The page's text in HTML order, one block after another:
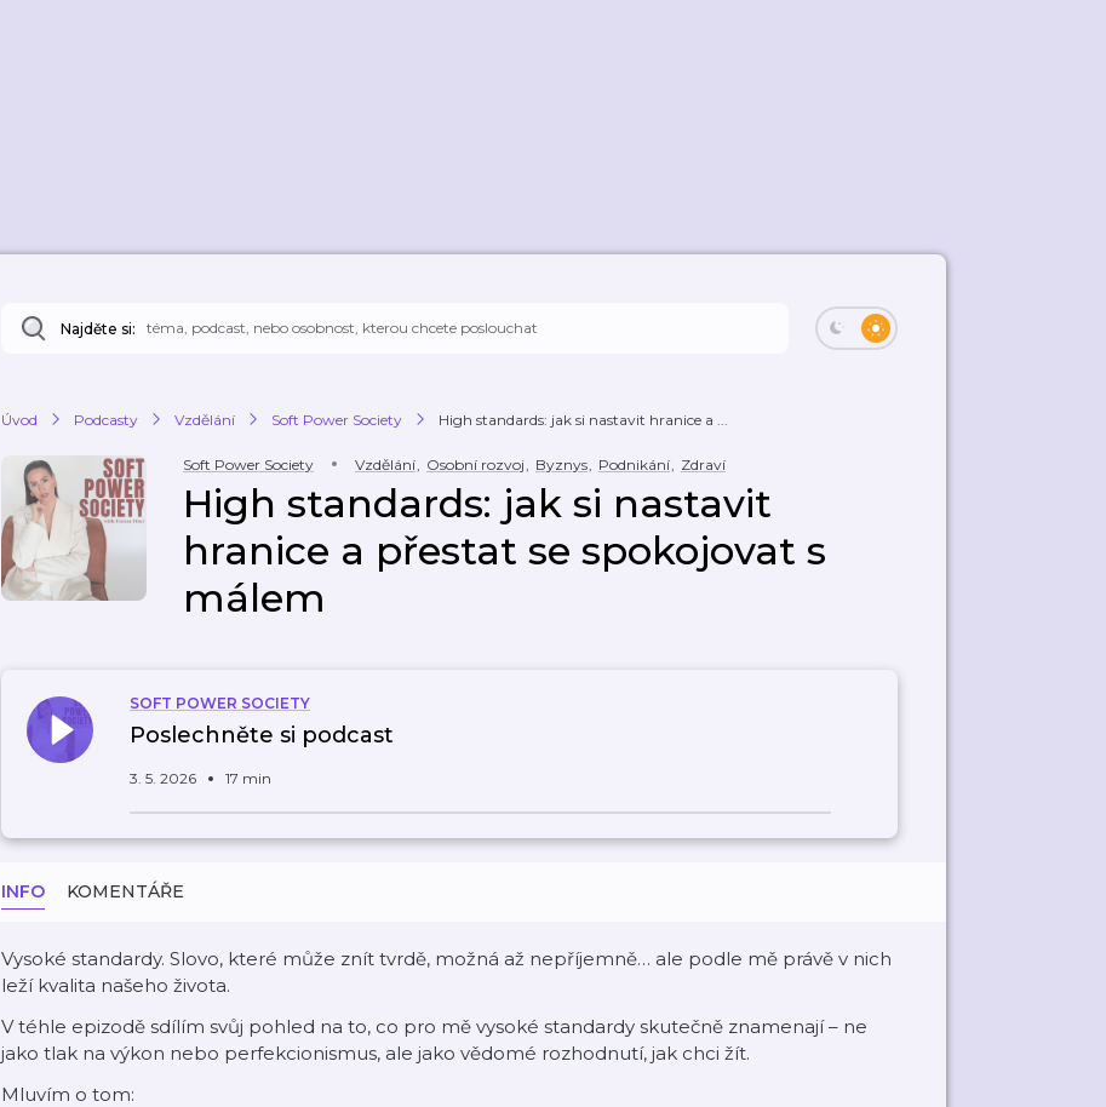
Najděte si:
Úvod Podcasty Vzdělání Soft Power Society High standards: jak si nastavit hranice a ...
Soft Power Society Vzdělání, Osobní rozvoj, Byznys, Podnikání, Zdraví
High standards: jak si nastavit
hranice a přestat se spokojovat s
málem
SOFT POWER SOCIETY
Poslechněte si podcast
3. 5. 2026 17 min
INFO KOMENTÁŘE
Vysoké standardy. Slovo, které může znít tvrdě, možná až nepříjemně… ale podle mě právě v nich
leží kvalita našeho života.
V téhle epizodě sdílím svůj pohled na to, co pro mě vysoké standardy skutečně znamenají – ne
jako tlak na výkon nebo perfekcionismus, ale jako vědomé rozhodnutí, jak chci žít.
Mluvím o tom: